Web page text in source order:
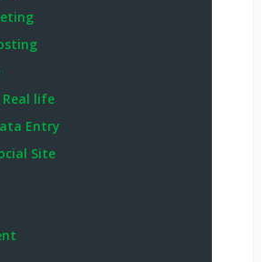
life
Entry
Site